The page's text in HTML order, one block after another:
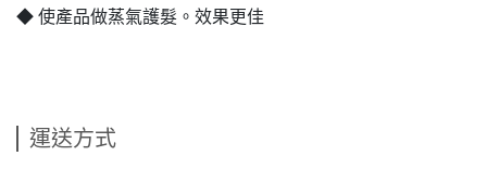
◆ 使產品做蒸氣護髮。效果更佳
運送方式